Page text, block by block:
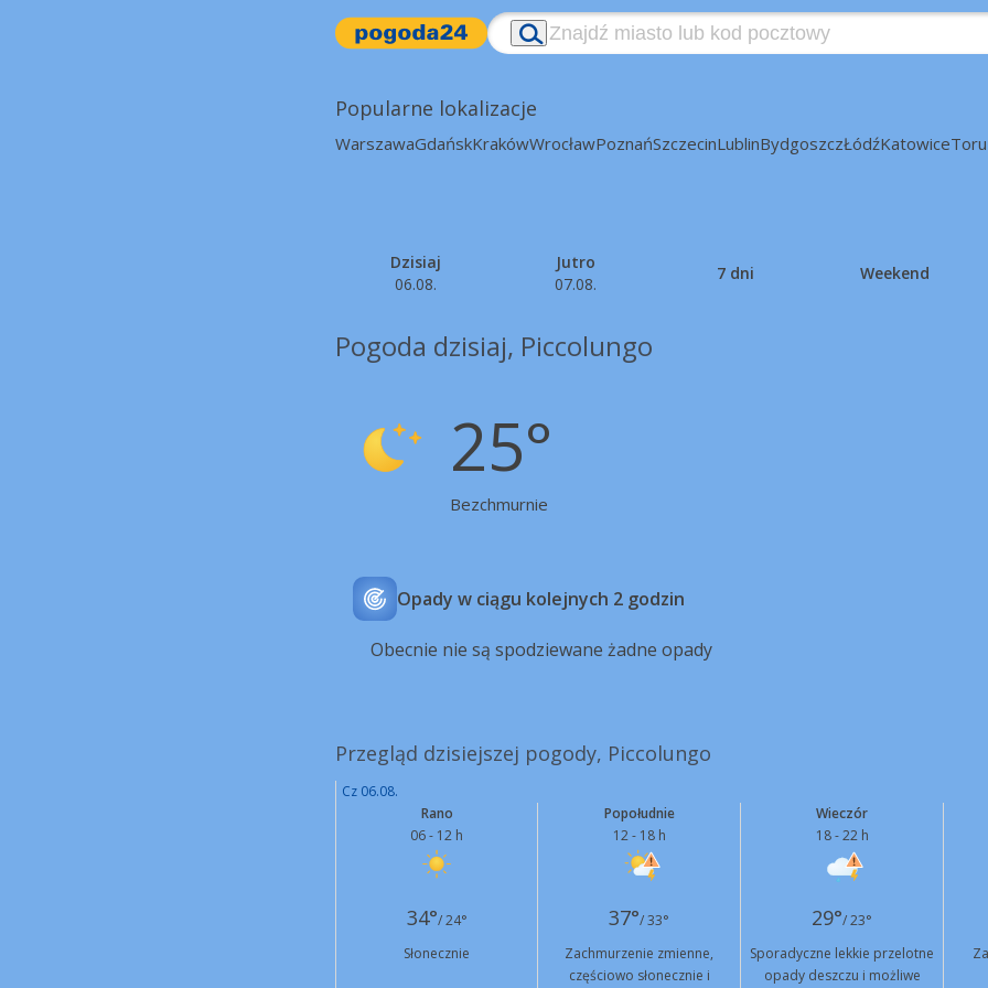
Popularne lokalizacje
WarszawaGdańskKrakówWrocławPoznańSzczecinLublinBydgoszczŁódźKatowice
Dzisiaj
06.08.
Jutro
07.08.
7 dni Weekend
Pogoda dzisiaj, Piccolungo
25°
Bezchmurnie
Opady w ciągu kolejnych 2 godzin
Obecnie nie są spodziewane żadne opady
Przegląd dzisiejszej pogody, Piccolungo
Cz 06.08.
Rano
06 - 12 h
Popołudnie
12 - 18 h
Wieczór
18 - 22 h
34°/ 24° 37°/ 33° 29°/ 23°
Słonecznie
Zachmurzenie zmienne,
częściowo słonecznie i
Sporadyczne lekkie przelotne
opady deszczu i możliwe